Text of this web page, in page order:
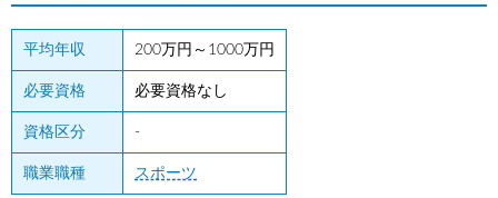
平均年収 200万円～1000万円
必要資格 必要資格なし
資格区分 -
職業職種 スポーツ